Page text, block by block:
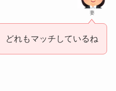
妻
どれもマッチしているね